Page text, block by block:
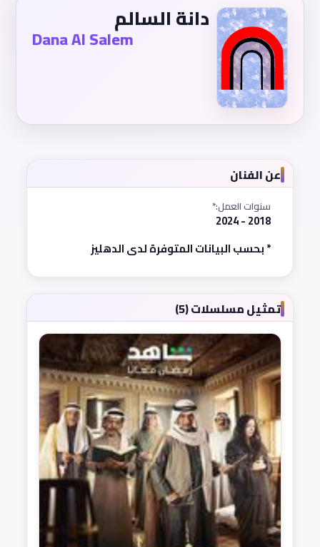
دانة السالم
Dana Al Salem
عن الفنان
سنوات العمل:*
2018 - 2024
* بحسب البيانات المتوفرة لدى الدهليز
تمثيل مسلسلات (5)